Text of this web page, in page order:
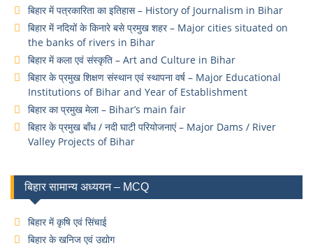
बिहार में पत्रकारिता का इतिहास – History of Journalism in Bihar
बिहार में नदियों के किनारे बसे प्रमुख शहर – Major cities situated on
the banks of rivers in Bihar
बिहार में कला एवं संस्कृति – Art and Culture in Bihar
बिहार के प्रमुख शिक्षण संस्थान एवं स्थापना वर्ष – Major Educational
Institutions of Bihar and Year of Establishment
बिहार का प्रमुख मेला – Bihar’s main fair
बिहार के प्रमुख बाँध / नदी घाटी परियोजनाएं – Major Dams / River
Valley Projects of Bihar
बिहार सामान्य अध्ययन – MCQ
बिहार में कृषि एवं सिंचाई
बिहार के खनिज एवं उद्योग